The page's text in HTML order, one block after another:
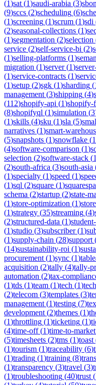
(1)sat (1)saudi-arabia (3)
(9)sccs (2)scheduling (6)
(1)screening (1)scrum (1)sdi
(2)seasonal-collections (1)
(1)segmentation (2)selection
service (2)self-service-bi (2)
(1)selling-platforms (1)
migration (1)server(1)
(1)service-contracts (1)
(1)setup (2)sgk (1)sharding (
management (3)shipping (4)
(112)shopify-api (1)shopify-
(8)shopifyql (1)simulation (3
(1)skills (4)sku (1)sla (5)
narratives (1)smart-
(5)snapshots (1)snowflake (1
(4)software-comparison (1)
selection (2)software-stack (1
(2)south-africa (3)south-asia
(1)specialty (1)speed (1)
(1)sql (2)square (1)
schema (2)startup (2)state-
(1)store-optimization (1)
(1)strategy (35)streaming (4)
(2)structured-data (1)
(1)studio (3)subscriber(1)
(1)supply-chain (28)support
(14)sustainability-roi (1)
procurement (1)sync (1)
acquisition (2)tally (4)tally-
automation (2)tax-
(1)tds (1)team (1)tech (1)
(2)telecom (3)templates (3)
management (1)testing (7)
development (2)themes (1)
(1)throttling (1)ticketing (1)
(4)time-off(1)time-to-market
(5)timesheets (2)tms (1)toast
(1)tourism (1)traceability (6)
(1)trading (1)training (8)
(1)transparency (3)travel (3)
(1)troubleshooting (40)trust (